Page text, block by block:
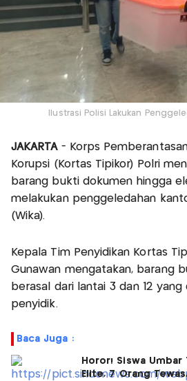
Ilustrasi Polisi Lakukan
JAKARTA- Korps
Korupsi (Kortas Tipikor) Polri
barang bukti dokumen hingga
melakukan penggeledahan
(Wika).
Kepala Tim Penyidikan Kortas
Gunawan mengatakan, barang
berasal dari lantai 3 dan 12
penyidik.
Baca Juga :
Horor! Siswa Umbar
Elite, 7 Orang